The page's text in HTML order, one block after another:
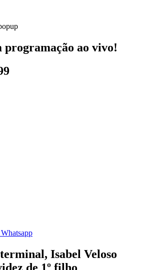
programação ao vivo!
Whatsapp
Isabel Veloso
de 1º filho